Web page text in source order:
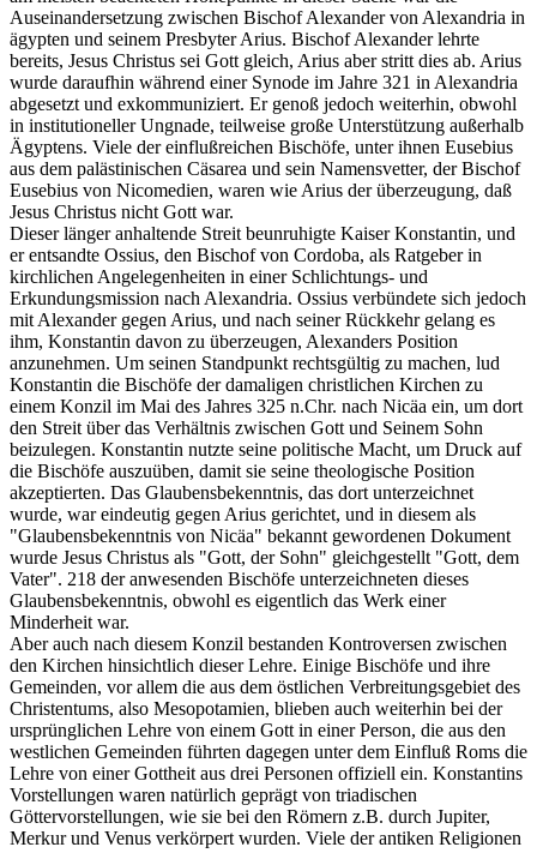
Auseinandersetzung zwischen Bischof Alexander von Alexandria in
ägypten und seinem Presbyter Arius. Bischof Alexander lehrte
bereits, Jesus Christus sei Gott gleich, Arius aber stritt dies ab. Arius
wurde daraufhin während einer Synode im Jahre 321 in Alexandria
abgesetzt und exkommuniziert. Er genoß jedoch weiterhin, obwohl
in institutioneller Ungnade, teilweise große Unterstützung außerhalb
Ägyptens. Viele der einflußreichen Bischöfe, unter ihnen Eusebius
aus dem palästinischen Cäsarea und sein Namensvetter, der Bischof
Eusebius von Nicomedien, waren wie Arius der überzeugung, daß
Jesus Christus nicht Gott war.
Dieser länger anhaltende Streit beunruhigte Kaiser Konstantin, und
er entsandte Ossius, den Bischof von Cordoba, als Ratgeber in
kirchlichen Angelegenheiten in einer Schlichtungs- und
Erkundungsmission nach Alexandria. Ossius verbündete sich jedoch
mit Alexander gegen Arius, und nach seiner Rückkehr gelang es
ihm, Konstantin davon zu überzeugen, Alexanders Position
anzunehmen. Um seinen Standpunkt rechtsgültig zu machen, lud
Konstantin die Bischöfe der damaligen christlichen Kirchen zu
einem Konzil im Mai des Jahres 325 n.Chr. nach Nicäa ein, um dort
den Streit über das Verhältnis zwischen Gott und Seinem Sohn
beizulegen. Konstantin nutzte seine politische Macht, um Druck auf
die Bischöfe auszuüben, damit sie seine theologische Position
akzeptierten. Das Glaubensbekenntnis, das dort unterzeichnet
wurde, war eindeutig gegen Arius gerichtet, und in diesem als
"Glaubensbekenntnis von Nicäa" bekannt gewordenen Dokument
wurde Jesus Christus als "Gott, der Sohn" gleichgestellt "Gott, dem
Vater". 218 der anwesenden Bischöfe unterzeichneten dieses
Glaubensbekenntnis, obwohl es eigentlich das Werk einer
Minderheit war.
Aber auch nach diesem Konzil bestanden Kontroversen zwischen
den Kirchen hinsichtlich dieser Lehre. Einige Bischöfe und ihre
Gemeinden, vor allem die aus dem östlichen Verbreitungsgebiet des
Christentums, also Mesopotamien, blieben auch weiterhin bei der
ursprünglichen Lehre von einem Gott in einer Person, die aus den
westlichen Gemeinden führten dagegen unter dem Einfluß Roms die
Lehre von einer Gottheit aus drei Personen offiziell ein. Konstantins
Vorstellungen waren natürlich geprägt von triadischen
Göttervorstellungen, wie sie bei den Römern z.B. durch Jupiter,
Merkur und Venus verkörpert wurden. Viele der antiken Religionen